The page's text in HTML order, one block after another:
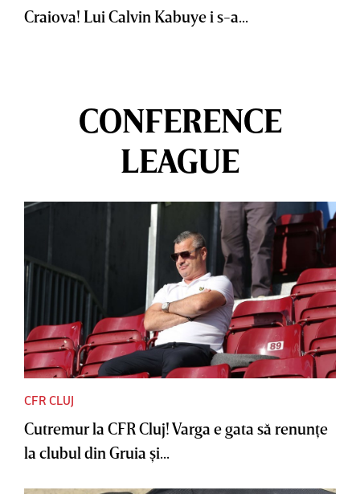
Craiova! Lui Calvin Kabuye i s-a...
CONFERENCE
LEAGUE
CFR CLUJ
Cutremur la CFR Cluj! Varga e gata să renunţe
la clubul din Gruia şi...